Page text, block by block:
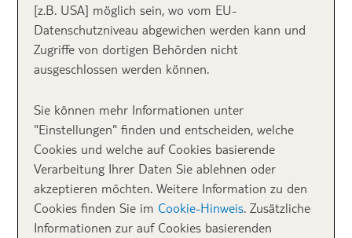
Mit Hilfe dieser Packlisten Apps hast du immer das
passende Reisegepäck dabei
PackKing – Packliste für Reisen
Diese App stimmt deine Packliste ebenfalls auf
Reiseziel und Aktivitäten ab. Du findest hier eine
umfassende Auswahl an Aktivitäten (zum Beispiel
Angeln oder Wintersport). Zusätzlich werden
Geschlecht und Transportmittel berücksichtigt.
[z.B. USA] möglich sein, wo vom EU-
Datenschutzniveau abgewichen werden kann und
Zugriffe von dortigen Behörden nicht
ausgeschlossen werden können.
Sie können mehr Informationen unter
"Einstellungen" finden und entscheiden, welche
Cookies und welche auf Cookies basierende
Verarbeitung Ihrer Daten Sie ablehnen oder
akzeptieren möchten. Weitere Information zu den
Cookies finden Sie im Cookie-Hinweis. Zusätzliche
Informationen zur auf Cookies basierenden